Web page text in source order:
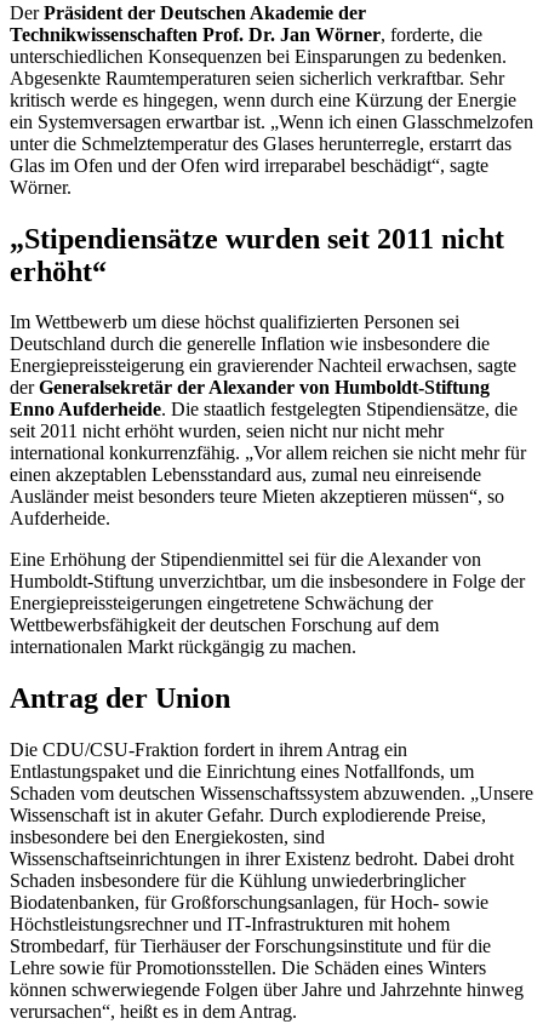
DerPräsident der Deutschen Akademie der
Technikwissenschaften Prof. Dr. Jan Wörner, forderte, die
unterschiedlichen Konsequenzen bei Einsparungen zu bedenken.
Abgesenkte Raumtemperaturen seien sicherlich verkraftbar. Sehr
kritisch werde es hingegen, wenn durch eine Kürzung der Energie
ein Systemversagen erwartbar ist. „Wenn ich einen Glasschmelzofen
unter die Schmelztemperatur des Glases herunterregle, erstarrt das
Glas im Ofen und der Ofen wird irreparabel beschädigt“, sagte
Wörner.
„Stipendiensätze wurden seit 2011 nicht
erhöht“
Im Wettbewerb um diese höchst qualifizierten Personen sei
Deutschland durch die generelle Inflation wie insbesondere die
Energiepreissteigerung ein gravierender Nachteil erwachsen, sagte
derGeneralsekretär der Alexander von Humboldt-Stiftung
Enno Aufderheide. Die staatlich festgelegten Stipendiensätze, die
seit 2011 nicht erhöht wurden, seien nicht nur nicht mehr
international konkurrenzfähig. „Vor allem reichen sie nicht mehr für
einen akzeptablen Lebensstandard aus, zumal neu einreisende
Ausländer meist besonders teure Mieten akzeptieren müssen“, so
Aufderheide.
Eine Erhöhung der Stipendienmittel sei für die Alexander von
Humboldt-Stiftung unverzichtbar, um die insbesondere in Folge der
Energiepreissteigerungen eingetretene Schwächung der
Wettbewerbsfähigkeit der deutschen Forschung auf dem
internationalen Markt rückgängig zu machen.
Antrag der Union
Die CDU/CSU-Fraktion fordert in ihrem Antrag ein
Entlastungspaket und die Einrichtung eines Notfallfonds, um
Schaden vom deutschen Wissenschaftssystem abzuwenden. „Unsere
Wissenschaft ist in akuter Gefahr. Durch explodierende Preise,
insbesondere bei den Energiekosten, sind
Wissenschaftseinrichtungen in ihrer Existenz bedroht. Dabei droht
Schaden insbesondere für die Kühlung unwiederbringlicher
Biodatenbanken, für Großforschungsanlagen, für Hoch- sowie
Höchstleistungsrechner und IT-Infrastrukturen mit hohem
Strombedarf, für Tierhäuser der Forschungsinstitute und für die
Lehre sowie für Promotionsstellen. Die Schäden eines Winters
können schwerwiegende Folgen über Jahre und Jahrzehnte hinweg
verursachen“, heißt es in dem Antrag.